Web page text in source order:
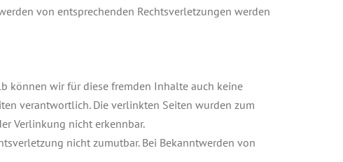
von entsprechenden Rechtsverletzungen werden
können wir für diese fremden Inhalte auch keine
verantwortlich. Die verlinkten Seiten wurden zum
Verlinkung nicht erkennbar.
nicht zumutbar. Bei Bekanntwerden von